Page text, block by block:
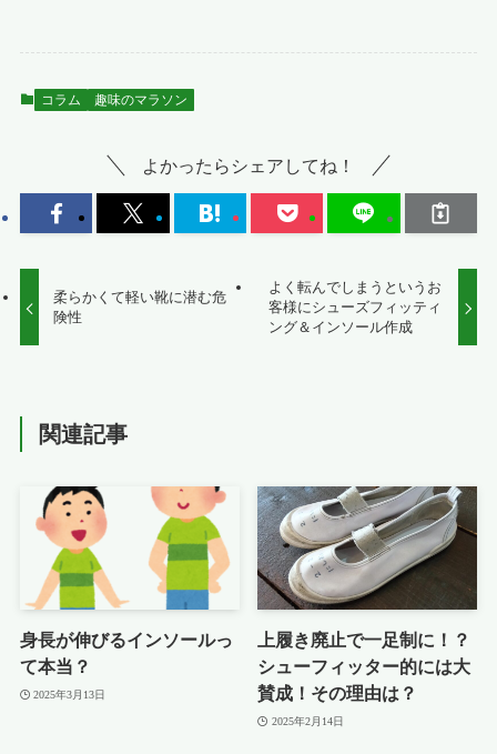
コラム 趣味のマラソン
よかったらシェアしてね！
柔らかくて軽い靴に潜む危
険性
よく転んでしまうというお
客様にシューズフィッティ
ング＆インソール作成
関連記事
身長が伸びるインソールっ
て本当？
2025年3月13日
上履き廃止で一足制に！？
シューフィッター的には大
賛成！その理由は？
2025年2月14日